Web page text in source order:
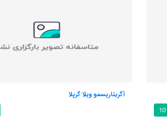
آگریتاریسمو ویلا گرپلا